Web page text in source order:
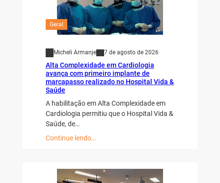
Geral
Micheli Armanje 7 de agosto de 2026
Alta Complexidade em Cardiologia
avança com primeiro implante de
marcapasso realizado no Hospital Vida &
Saúde
A habilitação em Alta Complexidade em
Cardiologia permitiu que o Hospital Vida &
Saúde, de…
Continue lendo…